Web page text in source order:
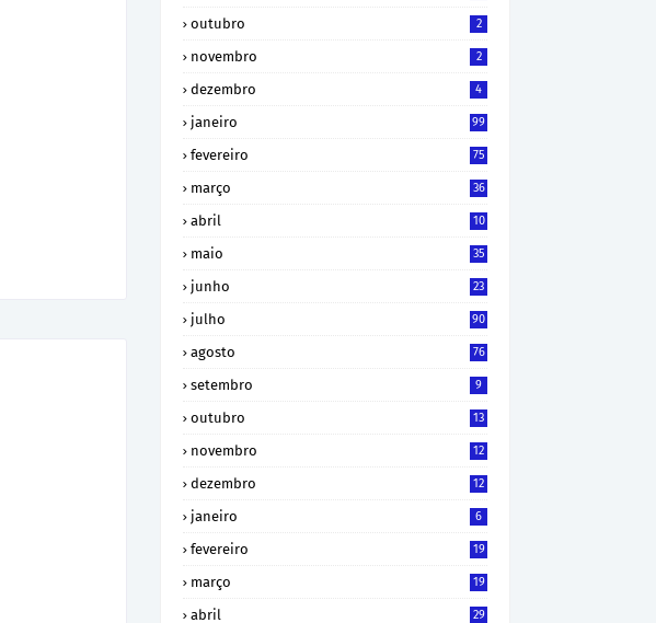
outubro 2
novembro 2
dezembro 4
janeiro 99
fevereiro 75
março 36
abril 10
maio 35
junho 23
julho 90
agosto 76
setembro 9
outubro 13
novembro 12
dezembro 12
janeiro 6
fevereiro 19
março 19
abril 29